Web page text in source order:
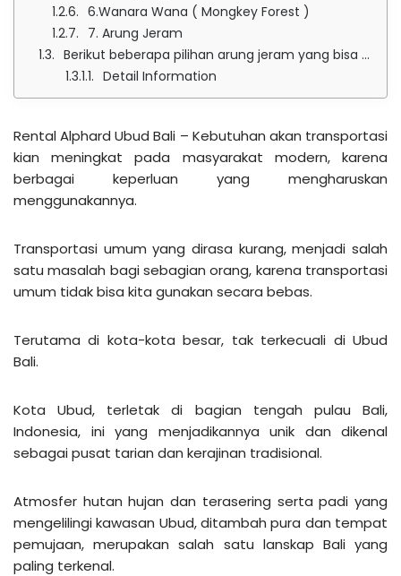
6.Wanara Wana ( Mongkey Forest )
7. Arung Jeram
Berikut beberapa pilihan arung jeram yang bisa Anda coba :
Detail Information
Rental Alphard Ubud Bali – Kebutuhan akan transportasi
kian meningkat pada masyarakat modern, karena
berbagai keperluan yang mengharuskan
menggunakannya.
Transportasi umum yang dirasa kurang, menjadi salah
satu masalah bagi sebagian orang, karena transportasi
umum tidak bisa kita gunakan secara bebas.
Terutama di kota-kota besar, tak terkecuali di Ubud
Bali.
Kota Ubud, terletak di bagian tengah pulau Bali,
Indonesia, ini yang menjadikannya unik dan dikenal
sebagai pusat tarian dan kerajinan tradisional.
Atmosfer hutan hujan dan terasering serta padi yang
mengelilingi kawasan Ubud, ditambah pura dan tempat
pemujaan, merupakan salah satu lanskap Bali yang
paling terkenal.